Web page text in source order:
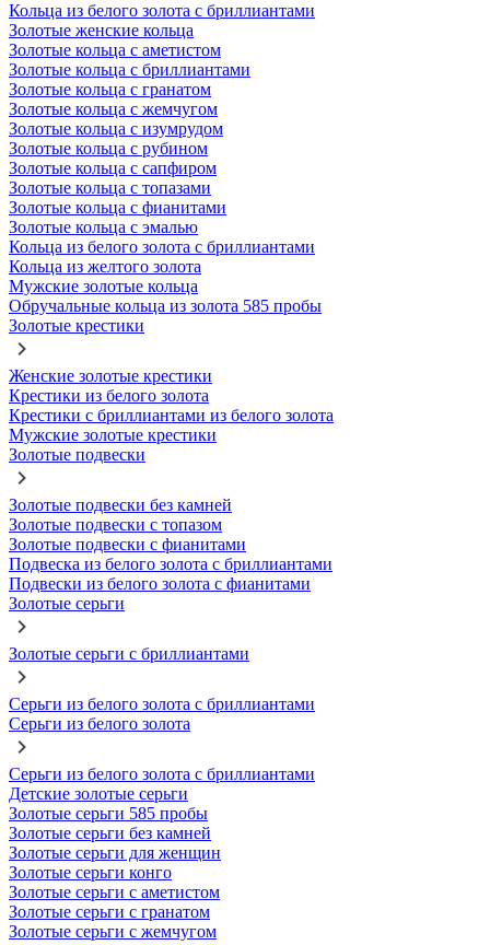
Кольца из белого золота с бриллиантами
Золотые женские кольца
Золотые кольца с аметистом
Золотые кольца с бриллиантами
Золотые кольца с гранатом
Золотые кольца с жемчугом
Золотые кольца с изумрудом
Золотые кольца с рубином
Золотые кольца с сапфиром
Золотые кольца с топазами
Золотые кольца с фианитами
Золотые кольца с эмалью
Кольца из белого золота с бриллиантами
Кольца из желтого золота
Мужские золотые кольца
Обручальные кольца из золота 585 пробы
Золотые крестики
Женские золотые крестики
Крестики из белого золота
Крестики с бриллиантами из белого золота
Мужские золотые крестики
Золотые подвески
Золотые подвески без камней
Золотые подвески с топазом
Золотые подвески с фианитами
Подвеска из белого золота с бриллиантами
Подвески из белого золота с фианитами
Золотые серьги
Золотые серьги с бриллиантами
Серьги из белого золота с бриллиантами
Серьги из белого золота
Серьги из белого золота с бриллиантами
Детские золотые серьги
Золотые серьги 585 пробы
Золотые серьги без камней
Золотые серьги для женщин
Золотые серьги конго
Золотые серьги с аметистом
Золотые серьги с гранатом
Золотые серьги с жемчугом